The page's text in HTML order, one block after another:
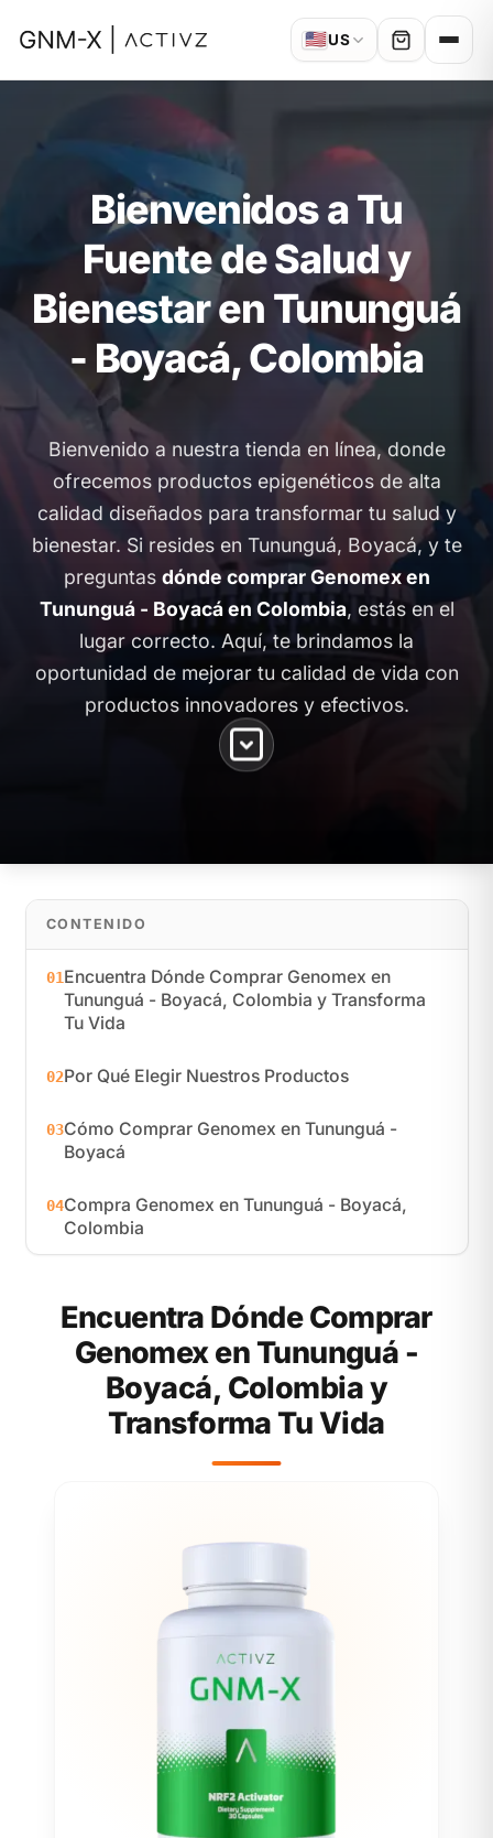
🇺🇸US
Bienvenidos a Tu
Fuente de Salud y
Bienestar en Tununguá
- Boyacá, Colombia
Bienvenido a nuestra tienda en línea, donde
ofrecemos productos epigenéticos de alta
calidad diseñados para transformar tu salud y
bienestar. Si resides en Tununguá, Boyacá, y te
preguntas dónde comprar Genomex en
Tununguá - Boyacá en Colombia, estás en el
lugar correcto. Aquí, te brindamos la
oportunidad de mejorar tu calidad de vida con
productos innovadores y efectivos.
CONTENIDO
01Encuentra Dónde Comprar Genomex en
Tununguá - Boyacá, Colombia y Transforma
Tu Vida
02Por Qué Elegir Nuestros Productos
03Cómo Comprar Genomex en Tununguá -
Boyacá
04Compra Genomex en Tununguá - Boyacá,
Colombia
Encuentra Dónde Comprar
Genomex en Tununguá -
Boyacá, Colombia y
Transforma Tu Vida